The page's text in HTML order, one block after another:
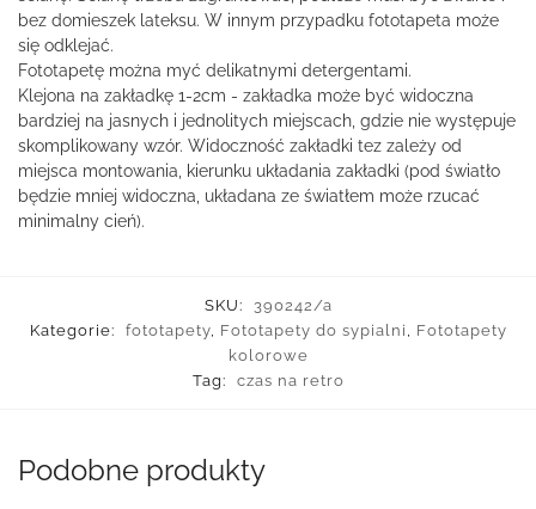
bez domieszek lateksu. W innym przypadku fototapeta może
się odklejać.
Fototapetę można myć delikatnymi detergentami.
Klejona na zakładkę 1-2cm - zakładka może być widoczna
bardziej na jasnych i jednolitych miejscach, gdzie nie występuje
skomplikowany wzór. Widoczność zakładki tez zależy od
miejsca montowania, kierunku układania zakładki (pod światło
będzie mniej widoczna, układana ze światłem może rzucać
minimalny cień).
SKU:
390242/a
Kategorie:
fototapety, Fototapety do sypialni , Fototapety
kolorowe
Tag:
czas na retro
Podobne produkty